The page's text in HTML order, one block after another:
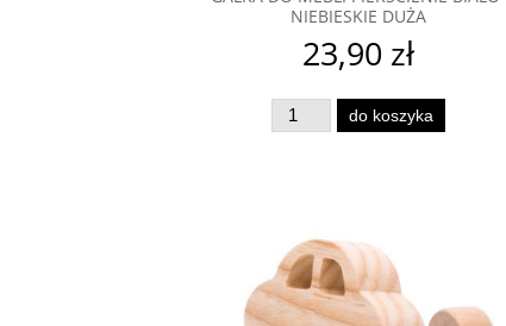
NIEBIESKIE DUŻA
23,90 zł
do koszyka